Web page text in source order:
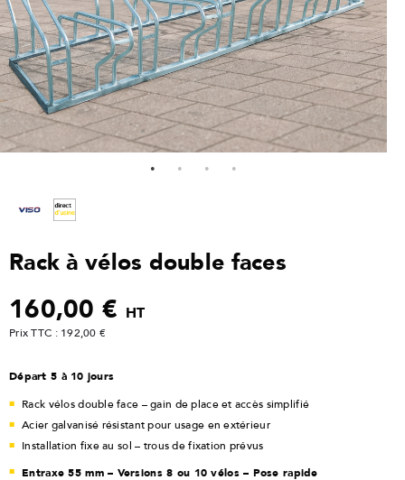
Rack à vélos double faces
160,00 € HT
Prix TTC : 192,00 €
Départ 5 à 10 jours
Rack vélos double face – gain de place et accès simplifié
Acier galvanisé résistant pour usage en extérieur
Installation fixe au sol – trous de fixation prévus
Entraxe 55 mm – Versions 8 ou 10 vélos – Pose rapide